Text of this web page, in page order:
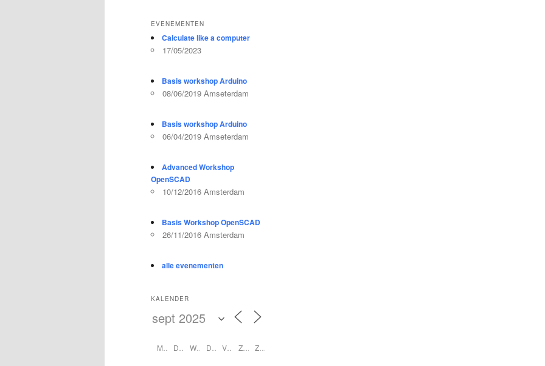
EVENEMENTEN
Calculate like a computer
17/05/2023
Basis workshop Arduino
08/06/2019 Amseterdam
Basis workshop Arduino
06/04/2019 Amseterdam
Advanced Workshop
OpenSCAD
10/12/2016 Amsterdam
Basis Workshop OpenSCAD
26/11/2016 Amsterdam
alle evenementen
KALENDER
W